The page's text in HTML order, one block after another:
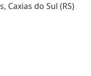
Caxias do Sul (RS)